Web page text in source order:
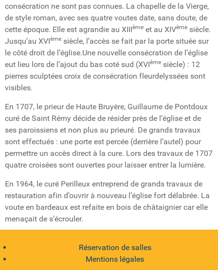
consécration ne sont pas connues. La chapelle de la Vierge,
de style roman, avec ses quatre voutes date, sans doute, de
cette époque. Elle est agrandie au XIIIème et au XIVème siècle.
Jusqu’au XVIème siècle, l’accès se fait par la porte située sur
le côté droit de l’église.Une nouvelle consécration de l’église
eut lieu lors de l’ajout du bas coté sud (XVIème siècle) : 12
pierres sculptées croix de consécration fleurdelyssées sont
visibles.
En 1707, le prieur de Haute Bruyère, Guillaume de Pontdoux
curé de Saint Rémy décide de résider près de l’église et de
ses paroissiens et non plus au prieuré. De grands travaux
sont effectués : une porte est percée (derrière l’autel) pour
permettre un accès direct à la cure. Lors des travaux de 1707
quatre croisées sont ouvertes pour laisser entrer la lumière.
En 1964, le curé Perilleux entreprend de grands travaux de
restauration afin d’ouvrir à nouveau l’église fort délabrée. La
voute en bardeaux est refaite en bois de châtaignier car elle
menaçait de s’écrouler.
Réservation de salles
Mentions légales